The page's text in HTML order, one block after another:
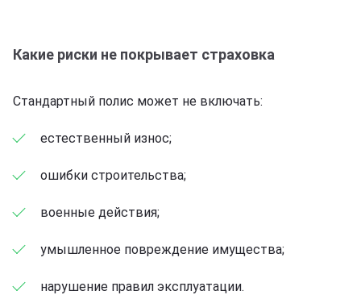
Какие риски не покрывает страховка
Стандартный полис может не включать:
естественный износ;
ошибки строительства;
военные действия;
умышленное повреждение имущества;
нарушение правил эксплуатации.